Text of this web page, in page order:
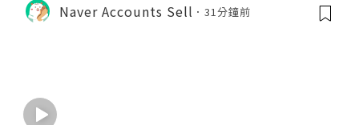
Naver Accounts Sell 31分鐘前